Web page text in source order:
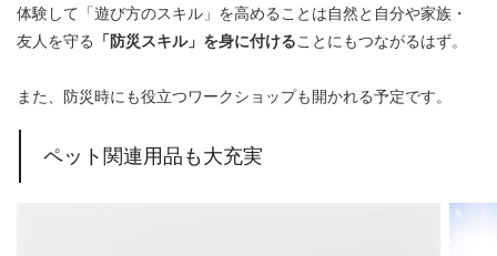
体験して「遊び方のスキル」を高めることは自然と自分や家族・
友人を守る 「防災スキル」を身に付けることにもつながるはず。
また、防災時にも役立つワークショップも開かれる予定です。
ペット関連用品も大充実